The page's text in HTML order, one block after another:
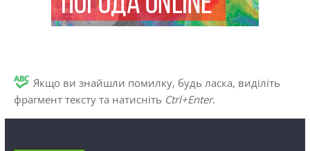
Якщо ви знайшли помилку, будь ласка, виділіть
фрагмент тексту та натисніть Ctrl+Enter.